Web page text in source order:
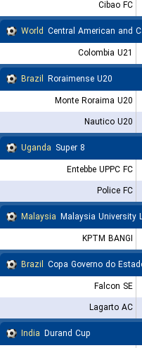
Cibao FC
World Central American and
Colombia U21
Brazil Roraimense U20
Monte Roraima U20
Nautico U20
Uganda Super 8
Entebbe UPPC FC
Police FC
Malaysia Malaysia University
KPTM BANGI
Brazil Copa Governo do
Falcon SE
Lagarto AC
India Durand Cup